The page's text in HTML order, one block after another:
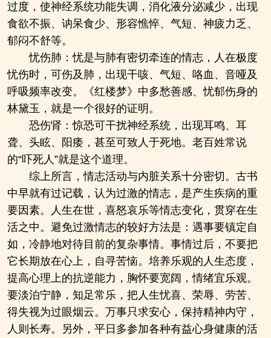
过度，使神经系统功能失调，消化液分泌减少，出现
食欲不振、讷呆食少、形容憔悴、气短、神疲力乏、
郁闷不舒等。
忧伤肺：忧是与肺有密切牵连的情志，人在极度
忧伤时，可伤及肺，出现干咳、气短、咯血、音哑及
呼吸频率改变。《红楼梦》中多愁善感、忧郁伤身的
林黛玉，就是一个很好的证明。
恐伤肾：惊恐可干扰神经系统，出现耳鸣、耳
聋、头眩、阳痿，甚至可致人于死地。老百姓常说
的“吓死人”就是这个道理。
综上所言，情志活动与内脏关系十分密切。古书
中早就有过记载，认为过激的情志，是产生疾病的重
要因素。人生在世，喜怒哀乐等情志变化，贯穿在生
活之中。避免过激情志的较好方法是：遇事要镇定自
如，冷静地对待目前的复杂事情。事情过后，不要把
它长期放在心上，自寻苦恼。培养乐观的人生态度，
提高心理上的抗逆能力，胸怀要宽阔，情绪宜乐观。
要淡泊宁静，知足常乐，把人生忧喜、荣辱、劳苦、
得失视为过眼烟云。万事只求安心，保持精神内守，
人则长寿。另外，平日多参加各种有益心身健康的活